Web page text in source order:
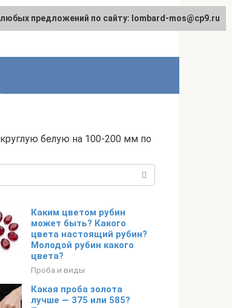
белую на 100-200 мм по
Каким цветом рубин
может быть? Какого
цвета настоящий рубин?
Молодой рубин какого
цвета?
Проба и виды
Какая проба золота
лучше — 375 или 585?
предложений по сайту: lombard-mos@cp9.ru